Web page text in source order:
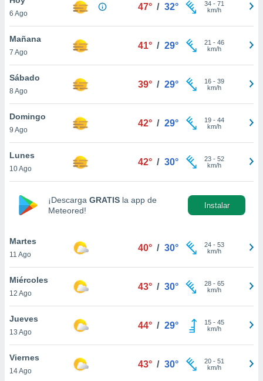
y
en
más
de
cookies
aceptar
de
sitio
de que
sean
6 Ago
47° / 32° 34- 71
km/h
Mañana
7 Ago
41° / 29° 21 - 46
km/h
Sábado
8 Ago
39° / 29° 16- 39
km/h
Domingo
9 Ago
42° / 29° 19- 44
km/h
Lunes
10 Ago
42° / 30° 23- 52
km/h
¡Descarga GRATIS la app de
Meteored!
Instalar
Martes
11 Ago
40° / 30° 24- 53
km/h
Miércoles
12 Ago
43° / 30° 28- 65
km/h
Jueves
13 Ago
44° / 29° 15- 45
km/h
Viernes
14 Ago
43° / 30° 20- 51
km/h